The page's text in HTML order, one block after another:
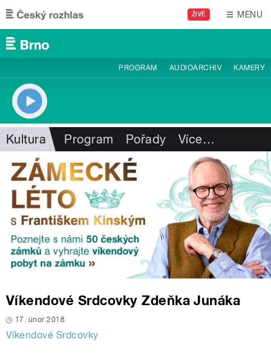
Přejít k hlavnímu obsahu
ŽIVĚ MENU
PROGRAM AUDIOARCHIV KAMERY
Kultura Program Pořady Více…
Víkendové Srdcovky Zdeňka Junáka
17. únor 2018
Víkendové Srdcovky